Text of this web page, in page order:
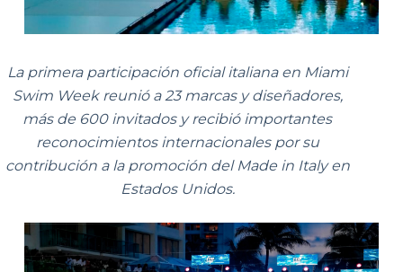
La primera participación oficial italiana en Miami
Swim Week reunió a 23 marcas y diseñadores,
más de 600 invitados y recibió importantes
reconocimientos internacionales por su
contribución a la promoción del Made in Italy en
Estados Unidos.